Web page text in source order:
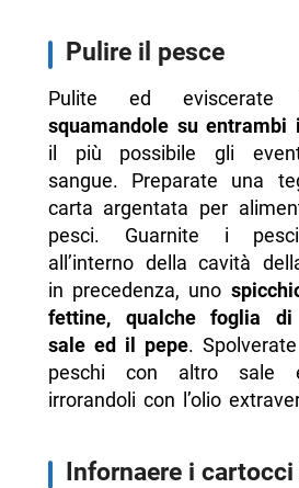
Pulire il pesce
Pulite ed eviscerate
squamandole su entrambi
il più possibile gli
sangue. Preparate una
carta argentata per
pesci. Guarnite i pesci
all’interno della cavità
in precedenza, uno
fettine, qualche foglia di
sale ed il pepe.
peschi con altro sale
irrorandoli con l’olio
Infornaere i